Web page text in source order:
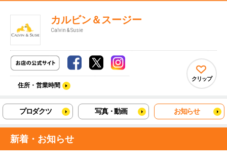
カルビン＆スージー
Calvin & Susie
住所・営業時間
クリップ
プロダクツ 写真・動画 お知らせ
新着・お知らせ